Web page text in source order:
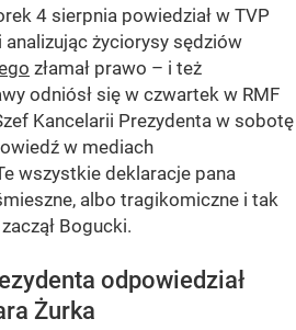
4 sierpnia powiedział w TVP
analizując życiorysy sędziów
złamał prawo – i też
odniósł się w czwartek w RMF
Kancelarii Prezydenta w sobotę
w mediach
wszystkie deklaracje pana
albo tragikomiczne i tak
Bogucki.
odpowiedział
Żurka